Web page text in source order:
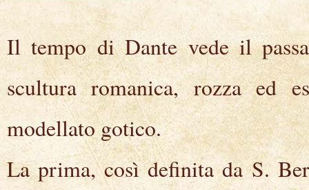
Il tempo di Dante vede il
scultura romanica, rozza ed
modellato gotico.
La prima, così definita da S.